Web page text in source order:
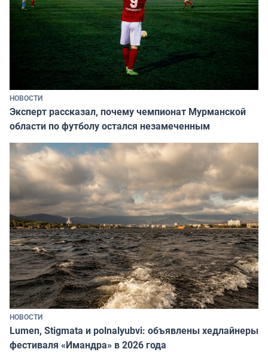
НОВОСТИ
Эксперт рассказал, почему чемпионат Мурманской
области по футболу остался незамеченным
НОВОСТИ
Lumen, Stigmata и polnalyubvi: объявлены хедлайнеры
фестиваля «Имандра» в 2026 года